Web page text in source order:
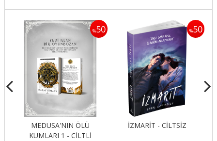
%50
MEDUSA'NIN ÖLÜ
KUMLARI 1 - CİLTLİ
%50
İZMARİT - CİLTSİZ